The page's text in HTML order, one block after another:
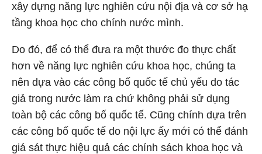
xây dựng năng lực nghiên cứu nội địa và cơ sở hạ
tầng khoa học cho chính nước mình.
Do đó, để có thể đưa ra một thước đo thực chất
hơn về năng lực nghiên cứu khoa học, chúng ta
nên dựa vào các công bố quốc tế chủ yếu do tác
giả trong nước làm ra chứ không phải sử dụng
toàn bộ các công bố quốc tế. Cũng chính dựa trên
các công bố quốc tế do nội lực ấy mới có thể đánh
giá sát thực hiệu quả các chính sách khoa học và